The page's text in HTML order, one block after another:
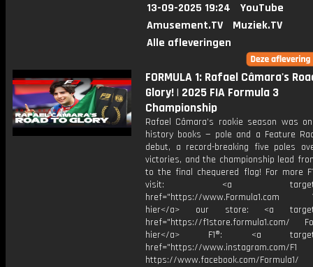
13-09-2025 19:24
YouTube
Amusement.TV
Muziek.TV
Alle afleveringen
FORMULA 1: Rafael Câmara's
Glory! | 2025 FIA Formula 3
Championship
Rafael Câmara’s rookie season was
history books — pole and a Feature
debut, a record-breaking five poles
victories, and the championship lead
to the final chequered flag! For more
visit: <a
href="https://www.Formula1.com
hier</a> our store: <a
href="https://f1store.formula1.com/
hier</a> F1®: <a
href="https://www.instagram.com/F1
https://www.facebook.com/Formula1/